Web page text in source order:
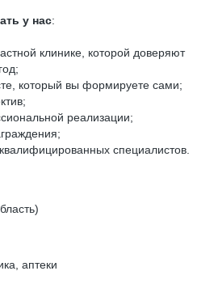
у нас:
клинике, которой доверяют
который вы формируете сами;
реализации;
специалистов.
аптеки